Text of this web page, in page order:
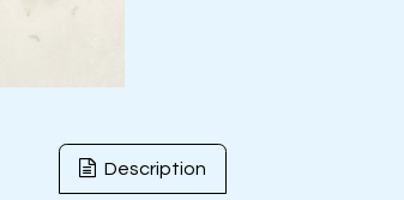
Description